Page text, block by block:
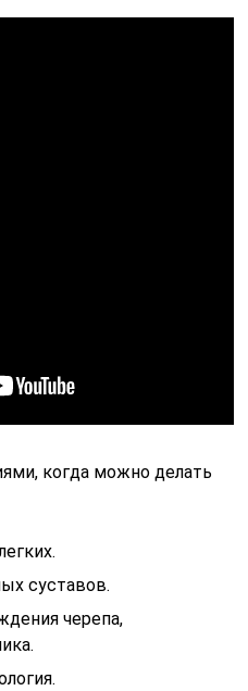
когда можно делать
суставов.
черепа,